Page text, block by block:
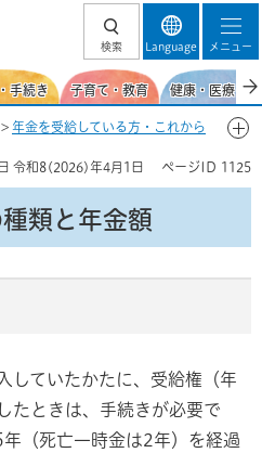
検索 Language メニュー
手続き 子育て・教育 健康・医療・
> 年金を受給している方・これから
令和8(2026)年4月1日 ページID 1125
類と年金額
していたかたに、受給権（年
たときは、手続きが必要で
（死亡一時金は2年）を経過